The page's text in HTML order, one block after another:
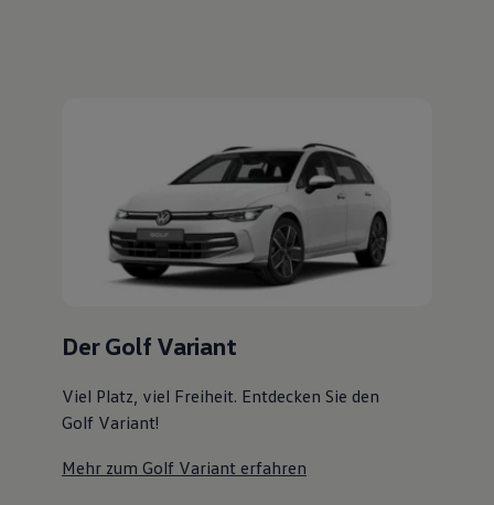
Volkswagen Kundenbetreuung
Mehr zum Golf Variant erfahren